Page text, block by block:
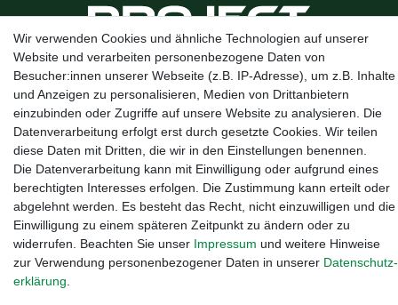
Kanalstraße 5, 95444 Bayreuth ·0921 / 50753020 ·info@3dproject-
bayreuth.de
Wir verwenden Cookies und ähnliche Technologien auf unserer
Website und verarbeiten personenbezogene Daten von
Besucher:innen unserer Webseite (z.B. IP-Adresse), um z.B. Inhalte
und Anzeigen zu personalisieren, Medien von Drittanbietern
einzubinden oder Zugriffe auf unsere Website zu analysieren. Die
Datenverarbeitung erfolgt erst durch gesetzte Cookies. Wir teilen
diese Daten mit Dritten, die wir in den Einstellungen benennen.
Die Datenverarbeitung kann mit Einwilligung oder aufgrund eines
berechtigten Interesses erfolgen. Die Zustimmung kann erteilt oder
abgelehnt werden. Es besteht das Recht, nicht einzuwilligen und die
Einwilligung zu einem späteren Zeitpunkt zu ändern oder zu
widerrufen. Beachten Sie unser Impressum und weitere Hinweise
zur Verwendung personenbezogener Daten in unserer Daten­schutz­
erklärung